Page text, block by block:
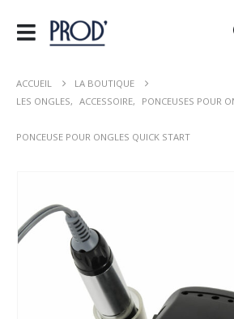
ACCUEIL
LA BOUTIQUE
LES ONGLES, ACCESSOIRE, PONCEUSES POUR
PONCEUSE POUR ONGLES QUICK START